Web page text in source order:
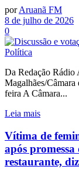
por Aruanã FM
8 de julho de 2026
0
Política
Da Redação
Magalhães/Câmara
feira A Câmara...
Leia mais
Vítima de
após
restaurante,